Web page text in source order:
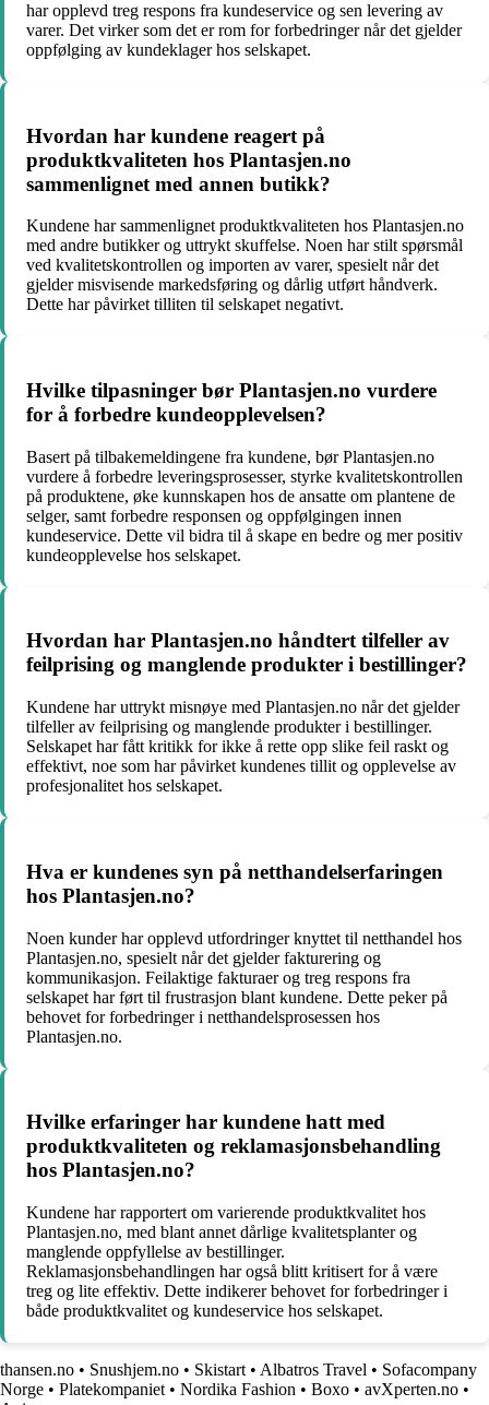
har opplevd treg respons fra kundeservice og sen levering av
varer. Det virker som det er rom for forbedringer når det gjelder
oppfølging av kundeklager hos selskapet.
Hvordan har kundene reagert på
produktkvaliteten hos Plantasjen.no
sammenlignet med annen butikk?
Kundene har sammenlignet produktkvaliteten hos Plantasjen.no
med andre butikker og uttrykt skuffelse. Noen har stilt spørsmål
ved kvalitetskontrollen og importen av varer, spesielt når det
gjelder misvisende markedsføring og dårlig utført håndverk.
Dette har påvirket tilliten til selskapet negativt.
Hvilke tilpasninger bør Plantasjen.no vurdere
for å forbedre kundeopplevelsen?
Basert på tilbakemeldingene fra kundene, bør Plantasjen.no
vurdere å forbedre leveringsprosesser, styrke kvalitetskontrollen
på produktene, øke kunnskapen hos de ansatte om plantene de
selger, samt forbedre responsen og oppfølgingen innen
kundeservice. Dette vil bidra til å skape en bedre og mer positiv
kundeopplevelse hos selskapet.
Hvordan har Plantasjen.no håndtert tilfeller av
feilprising og manglende produkter i bestillinger?
Kundene har uttrykt misnøye med Plantasjen.no når det gjelder
tilfeller av feilprising og manglende produkter i bestillinger.
Selskapet har fått kritikk for ikke å rette opp slike feil raskt og
effektivt, noe som har påvirket kundenes tillit og opplevelse av
profesjonalitet hos selskapet.
Hva er kundenes syn på netthandelserfaringen
hos Plantasjen.no?
Noen kunder har opplevd utfordringer knyttet til netthandel hos
Plantasjen.no, spesielt når det gjelder fakturering og
kommunikasjon. Feilaktige fakturaer og treg respons fra
selskapet har ført til frustrasjon blant kundene. Dette peker på
behovet for forbedringer i netthandelsprosessen hos
Plantasjen.no.
Hvilke erfaringer har kundene hatt med
produktkvaliteten og reklamasjonsbehandling
hos Plantasjen.no?
Kundene har rapportert om varierende produktkvalitet hos
Plantasjen.no, med blant annet dårlige kvalitetsplanter og
manglende oppfyllelse av bestillinger.
Reklamasjonsbehandlingen har også blitt kritisert for å være
treg og lite effektiv. Dette indikerer behovet for forbedringer i
både produktkvalitet og kundeservice hos selskapet.
thansen.no • Snushjem.no • Skistart • Albatros Travel • Sofacompany
Norge • Platekompaniet • Nordika Fashion • Boxo • avXperten.no •